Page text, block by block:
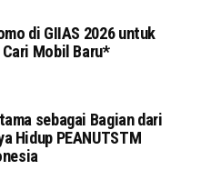
di GIIAS 2026 untuk
Cari Mobil Baru*
sebagai Bagian dari
Hidup PEANUTSTM